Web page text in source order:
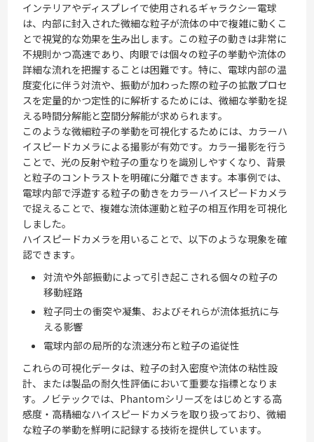
インテリアやディスプレイで使用されるギャラクシー電球
は、内部に封入された微細な粒子が流体の中で複雑に動くこ
とで視覚的な効果を生み出します。この粒子の動きは非常に
不規則かつ高速であり、肉眼では個々の粒子の挙動や流体の
詳細な流れを把握することは困難です。特に、電球内部の温
度変化に伴う対流や、振動が加わった際の粒子の拡散プロセ
スを定量的かつ定性的に解析するためには、微細な挙動を捉
える時間分解能と空間分解能が求められます。
このような微細粒子の挙動を可視化するためには、カラーハ
イスピードカメラによる撮影が有効です。カラー撮影を行う
ことで、光の反射や粒子の重なりを識別しやすくなり、背景
と粒子のコントラストを明確に分離できます。本事例では、
電球内部で浮遊する粒子の動きをカラーハイスピードカメラ
で捉えることで、複雑な流体運動と粒子の相互作用を可視化
しました。
ハイスピードカメラを用いることで、以下のような現象を確
認できます。
対流や外部振動によって引き起こされる個々の粒子の
移動経路
粒子同士の衝突や凝集、およびそれらが流体抵抗に与
える影響
電球内部の局所的な流速分布と粒子の追従性
これらの可視化データは、粒子の封入密度や流体の粘性設
計、または製品の耐久性評価において重要な指標となりま
す。ノビテックでは、Phantomシリーズをはじめとする高
感度・高精細なハイスピードカメラを取り扱っており、微細
な粒子の挙動を鮮明に記録する技術を提供しています。